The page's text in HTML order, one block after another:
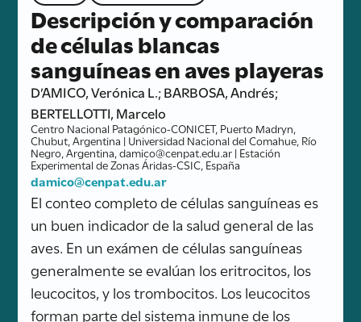
Descripción y comparación
de células blancas
sanguíneas en aves playeras
D’AMICO, Verónica L.; BARBOSA, Andrés;
BERTELLOTTI, Marcelo
Centro Nacional Patagónico-CONICET, Puerto Madryn,
Chubut, Argentina | Universidad Nacional del Comahue, Río
Negro, Argentina, damico@cenpat.edu.ar | Estación
Experimental de Zonas Áridas-CSIC, España
damico@cenpat.edu.ar
El conteo completo de células sanguíneas es
un buen indicador de la salud general de las
aves. En un exámen de células sanguíneas
generalmente se evalúan los eritrocitos, los
leucocitos, y los trombocitos. Los leucocitos
forman parte del sistema inmune de los